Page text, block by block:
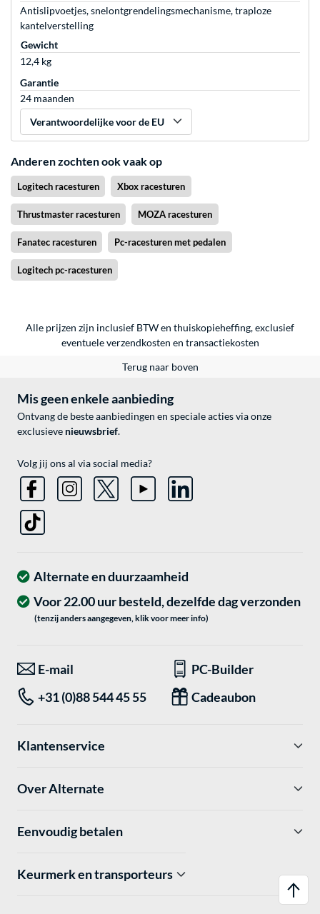
Antislipvoetjes, snelontgrendelingsmechanisme, traploze
kantelverstelling
Gewicht
12,4 kg
Garantie
24 maanden
Verantwoordelijke voor de EU
Anderen zochten ook vaak op
Logitech racesturen Xbox racesturen
Thrustmaster racesturen MOZA racesturen
Fanatec racesturen Pc-racesturen met pedalen
Logitech pc-racesturen
Alle prijzen zijn inclusief BTW en thuiskopieheffing, exclusief
eventueleverzendkosten en transactiekosten
Terug naar boven
Mis geen enkele aanbieding
Ontvang de beste aanbiedingen en speciale acties via onze
exclusieve nieuwsbrief.
Volg jij ons al via social media?
Alternate en duurzaamheid
Voor 22.00 uur besteld, dezelfde dag verzonden
(tenzij anders aangegeven, klik voor meer info)
E-mail
PC-Builder
+31 (0)88 544 45 55
Cadeaubon
Klantenservice
Over Alternate
Eenvoudig betalen
Keurmerk en transporteurs